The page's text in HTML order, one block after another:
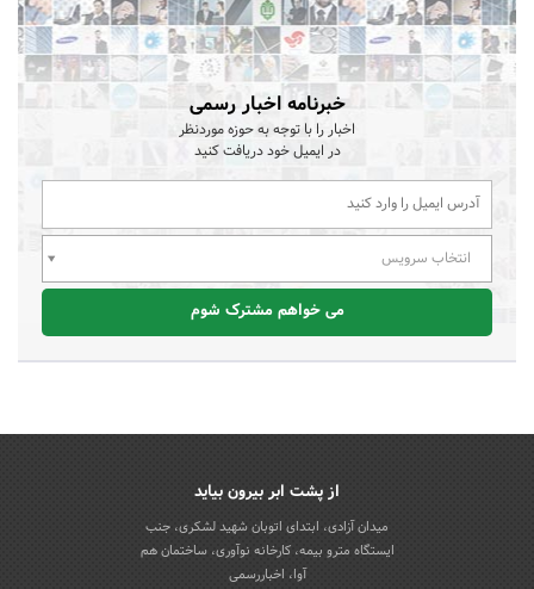
خبرنامه اخبار رسمی
اخبار را با توجه به حوزه موردنظر
در ایمیل خود دریافت کنید
انتخاب سرویس
می خواهم مشترک شوم
از پشت ابر بیرون بیاید
میدان آزادی، ابتدای اتوبان شهید لشکری، جنب
ایستگاه مترو بیمه، کارخانه نوآوری، ساختمان هم
آوا، اخباررسمی